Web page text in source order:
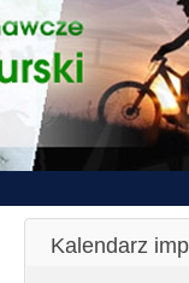
Kalendarz